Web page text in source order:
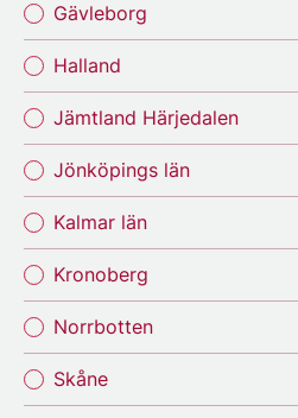
Gävleborg
Halland
Jämtland Härjedalen
Jönköpings län
Kalmar län
Kronoberg
Norrbotten
Skåne